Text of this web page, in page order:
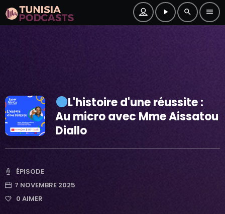
play_arrow search menu
L'histoire d'une réussite :
Au micro avec Mme Aissatou
Diallo
ÉPISODE
7 NOVEMBRE 2025
0 AIMER